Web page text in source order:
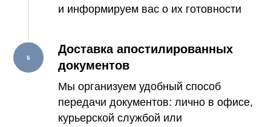
и информируем вас о их готовности
Доставка апостилированных
документов
Мы организуем удобный способ
передачи документов: лично в офисе,
курьерской службой или